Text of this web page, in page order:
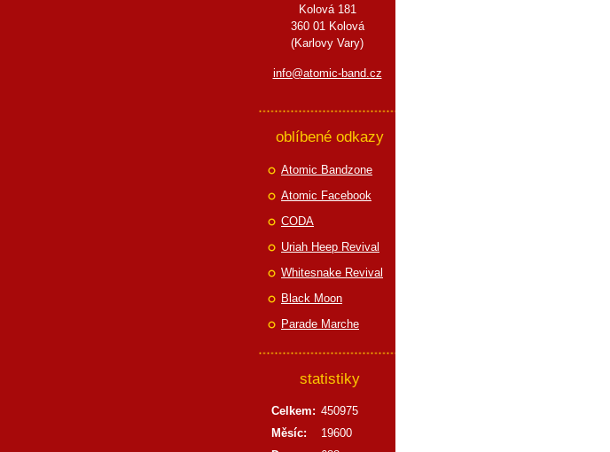
Kolová 181
360 01 Kolová
(Karlovy Vary)
info@atomic-band.cz
oblíbené odkazy
Atomic Bandzone
Atomic Facebook
CODA
Uriah Heep Revival
Whitesnake Revival
Black Moon
Parade Marche
statistiky
Celkem: 450975
Měsíc:
19600